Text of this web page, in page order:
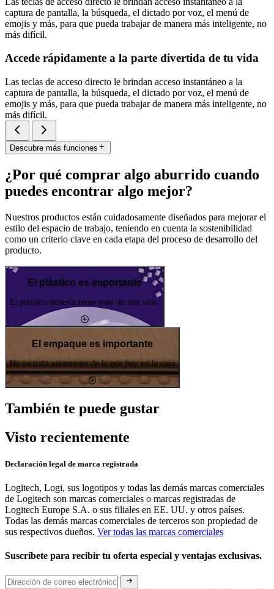
captura de pantalla, la búsqueda, el dictado por voz, el menú de
emojis y más, para que pueda trabajar de manera más inteligente, no
más difícil.
Accede rápidamente a la parte divertida de tu vida
Las teclas de acceso directo le brindan acceso instantáneo a la
captura de pantalla, la búsqueda, el dictado por voz, el menú de
emojis y más, para que pueda trabajar de manera más inteligente, no
más difícil.
Descubre más funciones
¿Por qué comprar algo aburrido cuando
puedes encontrar algo mejor?
Nuestros productos están cuidadosamente diseñados para mejorar el
estilo del espacio de trabajo, teniendo en cuenta la sostenibilidad
como un criterio clave en cada etapa del proceso de desarrollo del
producto.
El plástico es importante
El plástico debería tener más de una vida.
El empaque es importante
No se trata solamente de lo que hay en la caja
También te puede gustar
Visto recientemente
Declaración legal de marca registrada
Logitech, Logi, sus logotipos y todas las demás marcas comerciales
de Logitech son marcas comerciales o marcas registradas de
Logitech Europe S.A. o sus filiales en EE. UU. y otros países.
Todas las demás marcas comerciales de terceros son propiedad de
sus respectivos dueños. Ver todas las marcas comerciales
Suscríbete para recibir tu oferta especial y ventajas exclusivas.